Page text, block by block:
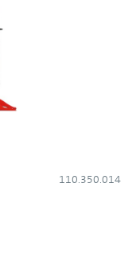
110.350.014